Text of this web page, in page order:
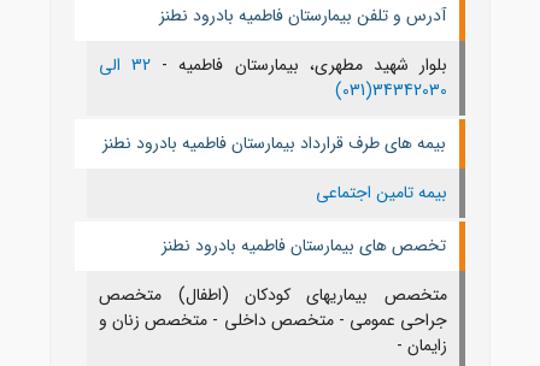
آدرس و تلفن بیمارستان فاطمیه بادرود نطنز
بلوار شهید مطهری، بیمارستان فاطمیه -
32 الی
34342030(031)
بیمه های طرف قرارداد بیمارستان فاطمیه بادرود نطنز
بیمه تامین اجتماعی
تخصص های بیمارستان فاطمیه بادرود نطنز
متخصص بیماریهای کودکان (اطفال) متخصص
جراحی عمومی - متخصص داخلی - متخصص زنان و
زایمان -